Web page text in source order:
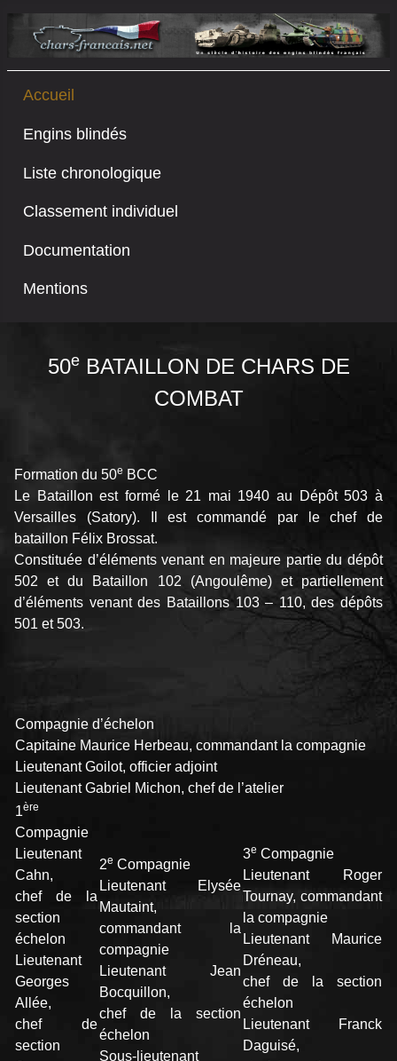
Accueil
Engins blindés
Liste chronologique
Classement individuel
Documentation
Mentions
50eBATAILLON DE CHARS DE
COMBAT
Formation du 50e BCC
Le Bataillon est formé le 21 mai 1940 au Dépôt 503 à
Versailles (Satory). Il est commandé par le chef de
bataillon Félix Brossat.
Constituée d’éléments venant en majeure partie du dépôt
502 et du Bataillon 102 (Angoulême) et partiellement
d’éléments venant des Bataillons 103 – 110, des dépôts
501 et 503.
Compagnie d’échelon
Capitaine Maurice Herbeau, commandant la compagnie
Lieutenant Goilot, officier adjoint
Lieutenant Gabriel Michon, chef de l’atelier
1ère
Compagnie
Lieutenant
Cahn,
chef de la
section
échelon
Lieutenant
Georges
Allée,
chef de
section
2e Compagnie
Lieutenant Elysée
Mautaint,
commandant la
compagnie
Lieutenant Jean
Bocquillon,
chef de la section
échelon
Sous-lieutenant
3e Compagnie
Lieutenant Roger
Tournay, commandant
la compagnie
Lieutenant Maurice
Dréneau,
chef de la section
échelon
Lieutenant Franck
Daguisé,